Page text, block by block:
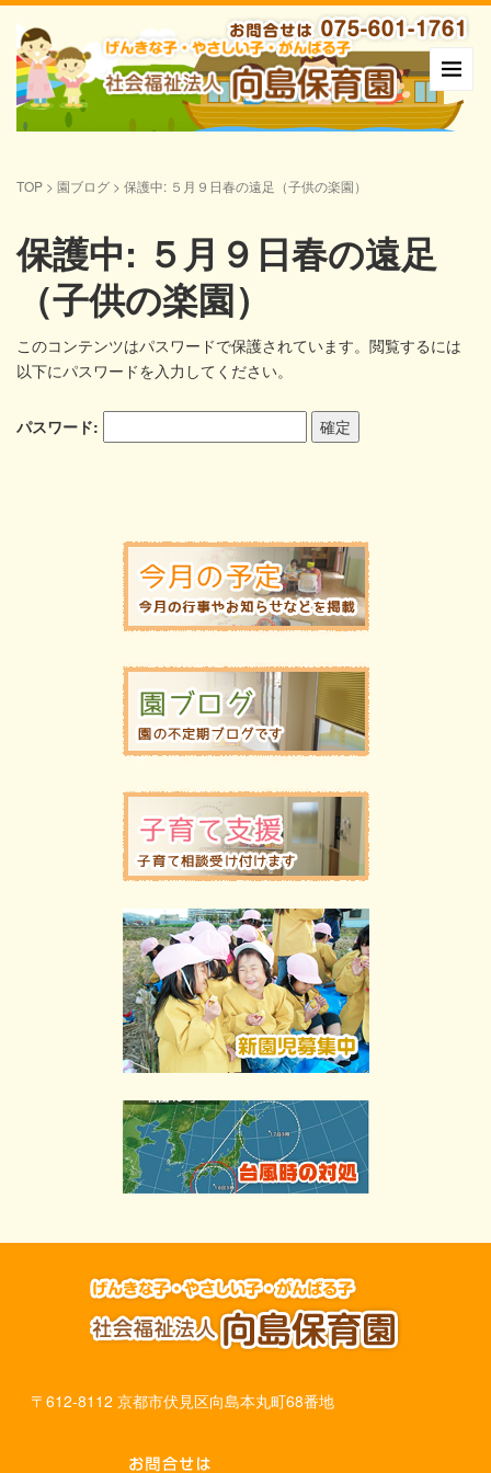
TOP > 園ブログ > 保護中: ５月９日春の遠足（子供の楽園）
保護中: ５月９日春の遠足
（子供の楽園）
このコンテンツはパスワードで保護されています。閲覧するには
以下にパスワードを入力してください。
パスワード:
〒612-8112 京都市伏見区向島本丸町68番地